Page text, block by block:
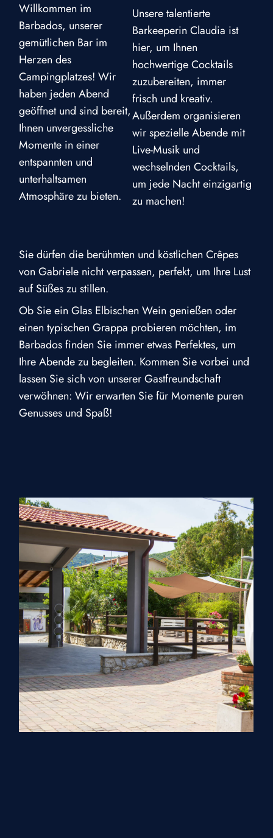
Willkommen im
Barbados, unserer
gemütlichen Bar im
Herzen des
Campingplatzes! Wir
haben jeden Abend
geöffnet und sind bereit,
Ihnen unvergessliche
Momente in einer
entspannten und
unterhaltsamen
Atmosphäre zu bieten.
Unsere talentierte
Barkeeperin Claudia ist
hier, um Ihnen
hochwertige Cocktails
zuzubereiten, immer
frisch und kreativ.
Außerdem organisieren
wir spezielle Abende mit
Live-Musik und
wechselnden Cocktails,
um jede Nacht einzigartig
zu machen!
Sie dürfen die berühmten und köstlichen Crêpes
von Gabriele nicht verpassen, perfekt, um Ihre Lust
auf Süßes zu stillen.
Ob Sie ein Glas Elbischen Wein genießen oder
einen typischen Grappa probieren möchten, im
Barbados finden Sie immer etwas Perfektes, um
Ihre Abende zu begleiten. Kommen Sie vorbei und
lassen Sie sich von unserer Gastfreundschaft
verwöhnen: Wir erwarten Sie für Momente puren
Genusses und Spaß!